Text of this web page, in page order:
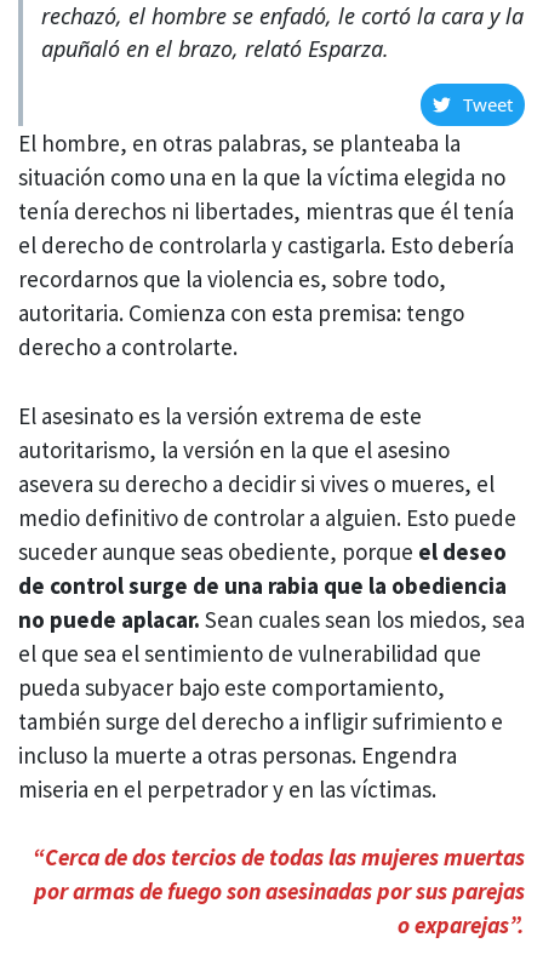
rechazó, el hombre se enfadó, le cortó la cara y la
apuñaló en el brazo, relató Esparza.
Tweet
El hombre, en otras palabras, se planteaba la
situación como una en la que la víctima elegida no
tenía derechos ni libertades, mientras que él tenía
el derecho de controlarla y castigarla. Esto debería
recordarnos que la violencia es, sobre todo,
autoritaria. Comienza con esta premisa: tengo
derecho a controlarte.
El asesinato es la versión extrema de este
autoritarismo, la versión en la que el asesino
asevera su derecho a decidir si vives o mueres, el
medio definitivo de controlar a alguien. Esto puede
suceder aunque seas obediente, porque el deseo
de control surge de una rabia que la obediencia
no puede aplacar. Sean cuales sean los miedos, sea
el que sea el sentimiento de vulnerabilidad que
pueda subyacer bajo este comportamiento,
también surge del derecho a infligir sufrimiento e
incluso la muerte a otras personas. Engendra
miseria en el perpetrador y en las víctimas.
“Cerca de dos tercios de todas las mujeres muertas
por armas de fuego son asesinadas por sus parejas
o exparejas”.